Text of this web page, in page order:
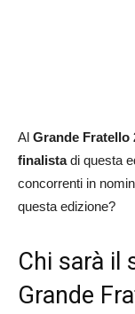
Al Grande Fratello
finalistadi questa
concorrenti in
questa edizione?
Chi sarà il
Grande